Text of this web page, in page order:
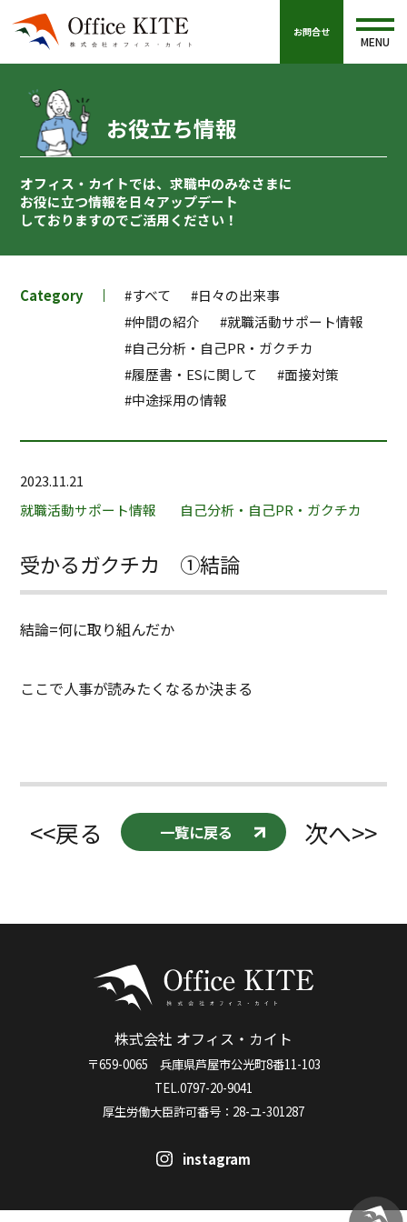
お問合せ
MENU
お役立ち情報
オフィス・カイトでは、求職中のみなさまに
お役に立つ情報を日々アップデート
しておりますのでご活用ください！
Category #すべて
#日々の出来事
#仲間の紹介
#就職活動サポート情報
#自己分析・自己PR・ガクチカ
#履歴書・ESに関して
#面接対策
#中途採用の情報
2023.11.21
就職活動サポート情報
自己分析・自己PR・ガクチカ
受かるガクチカ ①結論
結論=何に取り組んだか
ここで人事が読みたくなるか決まる
<<戻る 一覧に戻る 次へ>>
株式会社 オフィス・カイト
〒659-0065 兵庫県芦屋市公光町8番11-103
TEL.0797-20-9041
厚生労働大臣許可番号：28-ユ-301287
instagram